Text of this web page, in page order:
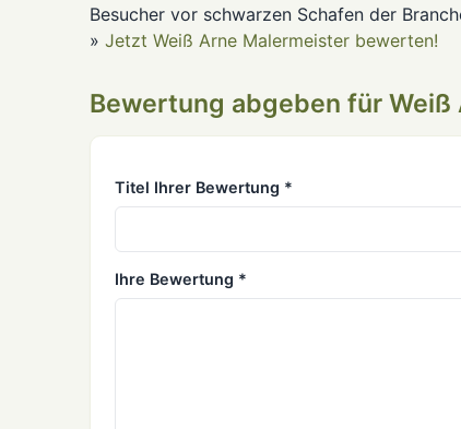
Besucher vor schwarzen Schafen der
» Jetzt Weiß Arne Malermeister bewerten!
Bewertung abgeben für
Titel Ihrer Bewertung *
Ihre Bewertung *